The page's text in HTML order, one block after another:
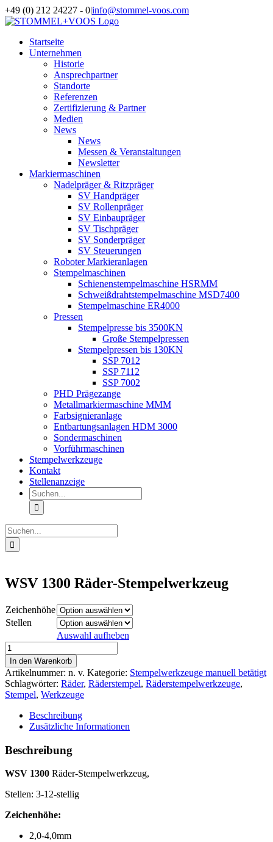
Zum
Inhalt
+49 (0) 212 24227 - 0|info@stommel-voos.com
Startseite
Unternehmen
Historie
Ansprechpartner
Standorte
Referenzen
Zertifizierung & Partner
Medien
News
News
Messen & Veranstaltungen
Newsletter
Markiermaschinen
Nadelpräger & Ritzpräger
SV Handpräger
SV Rollenpräger
SV Einbaupräger
SV Tischpräger
SV Sonderpräger
SV Steuerungen
Roboter Markieranlagen
Stempelmaschinen
Schienenstempelmaschine HSRMM
Schweißdrahtstempelmaschine MSD7400
Stempelmaschine ER4000
Pressen
Stempelpresse bis 3500KN
Große Stempelpressen
Stempelpressen bis 130KN
SSP 7012
SSP 7112
SSP 7002
PHD Prägezange
Metallmarkiermaschine MMM
Farbsignieranlage
Entbartungsanlagen HDM 3000
Sondermaschinen
Vorführmaschinen
Stempelwerkzeuge
Kontakt
Stellenanzeige
Suche
nach:
Suche
nach:
WSV 1300 Räder-Stempelwerkzeug
Zeichenhöhe
Stellen
Auswahl aufheben
WSV
1300
Räder-
Stempelwerkzeug
Menge
In den Warenkorb
Artikelnummer: n. v. Kategorie: Stempelwerkzeuge manuell betätigt
Schlagwörter: Räder, Räderstempel, Räderstempelwerkzeuge,
Stempel, Werkzeuge
Beschreibung
Zusätzliche Informationen
Beschreibung
WSV 1300 Räder-Stempelwerkzeug,
Stellen: 3-12-stellig
Zeichenhöhe:
2,0-4,0mm